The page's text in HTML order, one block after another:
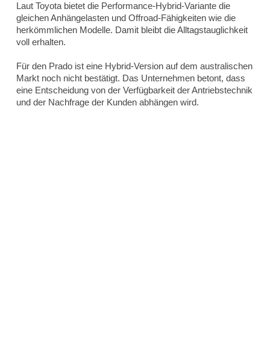
Laut Toyota bietet die Performance-Hybrid-Variante die
gleichen Anhängelasten und Offroad-Fähigkeiten wie die
herkömmlichen Modelle. Damit bleibt die Alltagstauglichkeit
voll erhalten.
Für den Prado ist eine Hybrid-Version auf dem australischen
Markt noch nicht bestätigt. Das Unternehmen betont, dass
eine Entscheidung von der Verfügbarkeit der Antriebstechnik
und der Nachfrage der Kunden abhängen wird.